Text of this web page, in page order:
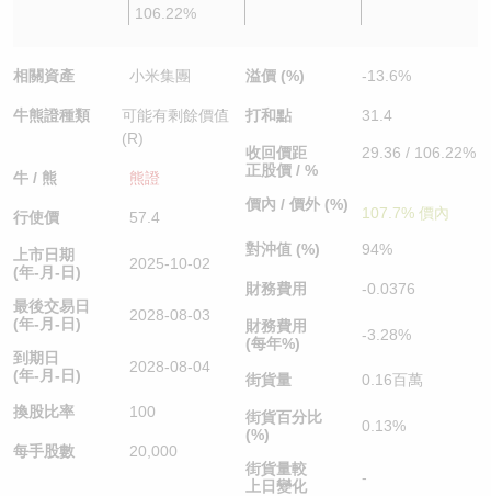
106.22%
相關資產 小米集團
牛熊證種類
可能有剩餘價值
(R)
牛 / 熊 熊證
行使價 57.4
上市日期
(年-月-日)
2025-10-02
最後交易日
(年-月-日)
2028-08-03
到期日
(年-月-日)
2028-08-04
換股比率 100
每手股數 20,000
溢價 (%) -13.6%
打和點 31.4
收回價距
正股價 / %
29.36 / 106.22%
價內 / 價外 (%) 107.7% 價內
對沖值 (%) 94%
財務費用 -0.0376
財務費用
(每年%)
-3.28%
街貨量 0.16百萬
街貨百分比
(%)
0.13%
街貨量較
上日變化
-